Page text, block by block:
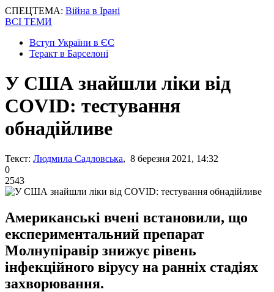
СПЕЦТЕМА: Війна в Ірані
ВСІ ТЕМИ
Вступ України в ЄС
Теракт в Барселоні
У США знайшли ліки від
COVID: тестування
обнадійливе
Текст: Людмила Садловська, 8 березня 2021, 14:32
0
2543
Американські вчені встановили, що
експериментальний препарат
Молнупіравір знижує рівень
інфекційного вірусу на ранніх стадіях
захворювання.